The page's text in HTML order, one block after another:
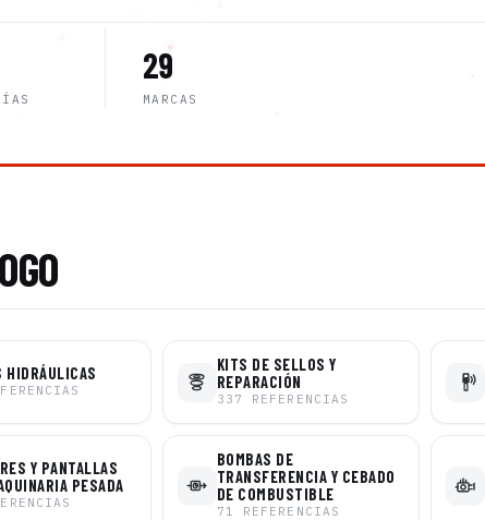
29
MARCAS
HIDRÁULICAS
KITS DE SELLOS Y
REPARACIÓN
337 REFERENCIAS
Y PANTALLAS
PESADA
BOMBAS DE
TRANSFERENCIA Y CEBADO
DE COMBUSTIBLE
71 REFERENCIAS